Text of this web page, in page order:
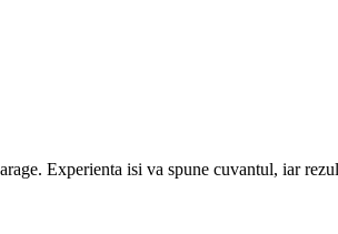
Experienta isi va spune cuvantul, iar